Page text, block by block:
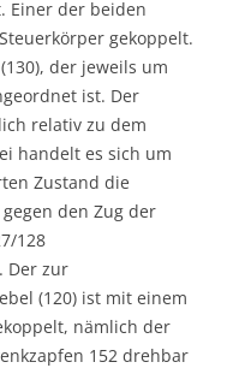
Einer der beiden
gekoppelt.
der jeweils um
ist. Der
relativ zu dem
handelt es sich um
Zustand die
den Zug der
128
Der zur
(120) ist mit einem
nämlich der
152 drehbar